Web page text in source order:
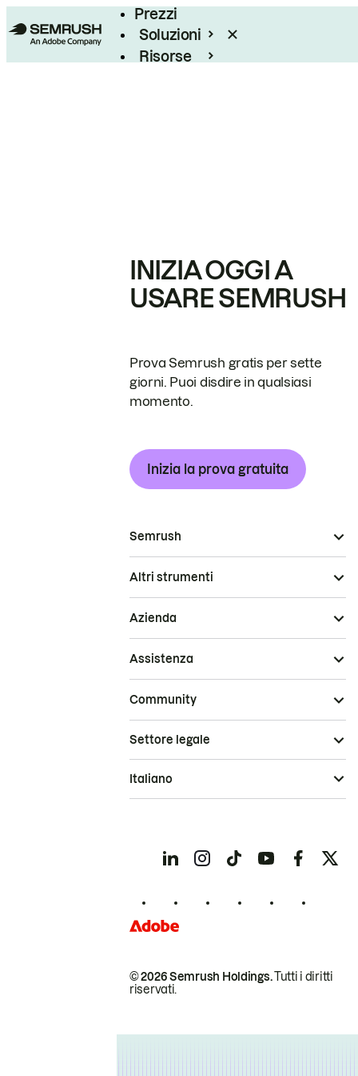
Prezzi
Soluzioni
Risorse
INIZIA OGGI A
USARE SEMRUSH
Prova Semrush gratis per sette
giorni. Puoi disdire in qualsiasi
momento.
Inizia la prova gratuita
Semrush
Altri strumenti
Azienda
Assistenza
Community
© 2026 Semrush Holdings.Tutti i diritti
riservati.
Settore legale
Italiano